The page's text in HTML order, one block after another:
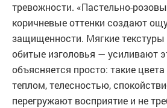
тревожности. «Пастельно-
коричневые оттенки создают
защищенности. Мягкие
обитые изголовья — усиливают
объясняется просто: такие
теплом, телесностью,
перегружают восприятие и не